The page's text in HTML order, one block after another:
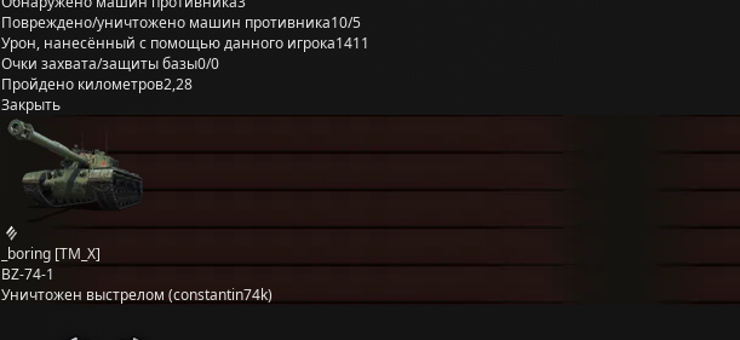
Повреждено/уничтожено машин противника10/5
Урон, нанесённый с помощью данного игрока1411
Очки захвата/защиты базы0/0
Пройдено километров2,28
Закрыть
_boring [TM_X]
BZ-74-1
Уничтожен выстрелом (constantin74k)